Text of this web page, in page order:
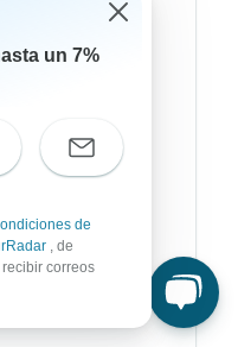
un 7%
de
, de
correos